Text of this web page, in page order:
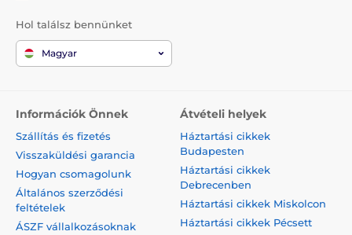
Hol találsz bennünket
Magyar
Információk Önnek
Szállítás és fizetés
Visszaküldési garancia
Hogyan csomagolunk
Általános szerződési
feltételek
ÁSZF vállalkozásoknak
Átvételi helyek
Háztartási cikkek
Budapesten
Háztartási cikkek
Debrecenben
Háztartási cikkek Miskolcon
Háztartási cikkek Pécsett